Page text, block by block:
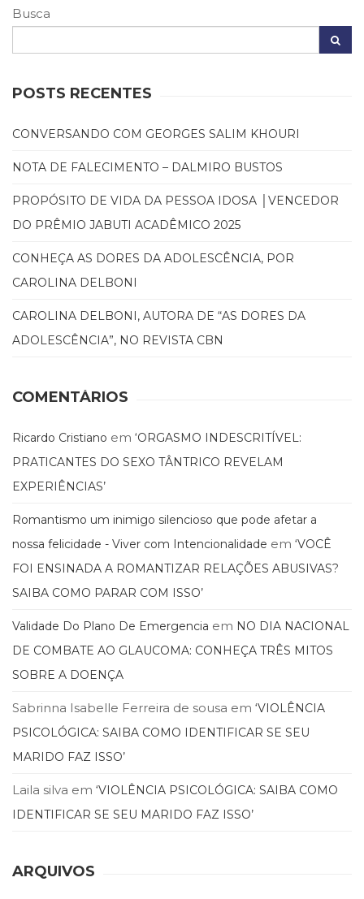
Negócios
(31)
Especial
Fisioterapia
Fonoaudiologia
Gestalt-
terapia
Jornalismo
(57)
(66)
Literatura
Erótica
Ficção,
(69)
Obras
referência
PNL
(Programação
Neurolingüística)
Psicodrama
Psicologia,
Psicoterapia
(799)
Propaganda
Marketing
(33)
(23)
Rádio
Públicas
e
Busca
POSTS RECENTES
CONVERSANDO COM GEORGES SALIM KHOURI
NOTA DE FALECIMENTO – DALMIRO BUSTOS
PROPÓSITO DE VIDA DA PESSOA IDOSA │VENCEDOR
DO PRÊMIO JABUTI ACADÊMICO 2025
CONHEÇA AS DORES DA ADOLESCÊNCIA, POR
CAROLINA DELBONI
CAROLINA DELBONI, AUTORA DE “AS DORES DA
ADOLESCÊNCIA”, NO REVISTA CBN
COMENTÁRIOS
Ricardo Cristiano em ‘ORGASMO INDESCRITÍVEL:
PRATICANTES DO SEXO TÂNTRICO REVELAM
EXPERIÊNCIAS’
Romantismo um inimigo silencioso que pode afetar a
nossa felicidade - Viver com Intencionalidade em ‘VOCÊ
FOI ENSINADA A ROMANTIZAR RELAÇÕES ABUSIVAS?
SAIBA COMO PARAR COM ISSO’
Validade Do Plano De Emergencia em NO DIA NACIONAL
DE COMBATE AO GLAUCOMA: CONHEÇA TRÊS MITOS
SOBRE A DOENÇA
Sabrinna Isabelle Ferreira de sousa em ‘VIOLÊNCIA
PSICOLÓGICA: SAIBA COMO IDENTIFICAR SE SEU
MARIDO FAZ ISSO’
Laila silva em ‘VIOLÊNCIA PSICOLÓGICA: SAIBA COMO
IDENTIFICAR SE SEU MARIDO FAZ ISSO’
ARQUIVOS